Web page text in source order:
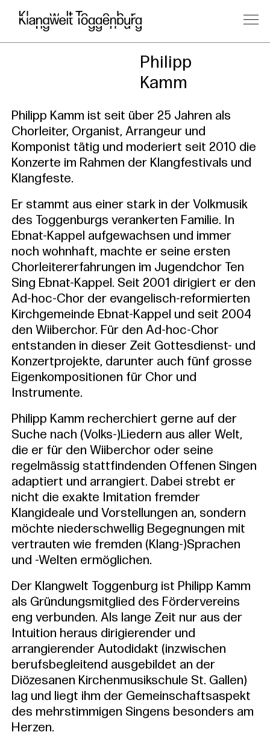
Philipp
Kamm
Philipp Kamm ist seit über 25 Jahren als
Chorleiter, Organist, Arrangeur und
Komponist tätig und moderiert seit 2010 die
Konzerte im Rahmen der Klangfestivals und
Klangfeste.
Er stammt aus einer stark in der Volkmusik
des Toggenburgs verankerten Familie. In
Ebnat-Kappel aufgewachsen und immer
noch wohnhaft, machte er seine ersten
Chorleitererfahrungen im Jugendchor Ten
Sing Ebnat-Kappel. Seit 2001 dirigiert er den
Ad-hoc-Chor der evangelisch-reformierten
Kirchgemeinde Ebnat-Kappel und seit 2004
den Wiiberchor. Für den Ad-hoc-Chor
entstanden in dieser Zeit Gottesdienst- und
Konzertprojekte, darunter auch fünf grosse
Eigenkompositionen für Chor und
Instrumente.
Philipp Kamm recherchiert gerne auf der
Suche nach (Volks-)Liedern aus aller Welt,
die er für den Wiiberchor oder seine
regelmässig stattfindenden Offenen Singen
adaptiert und arrangiert. Dabei strebt er
nicht die exakte Imitation fremder
Klangideale und Vorstellungen an, sondern
möchte niederschwellig Begegnungen mit
vertrauten wie fremden (Klang-)Sprachen
und -Welten ermöglichen.
Der Klangwelt Toggenburg ist Philipp Kamm
als Gründungsmitglied des Fördervereins
eng verbunden. Als lange Zeit nur aus der
Intuition heraus dirigierender und
arrangierender Autodidakt (inzwischen
berufsbegleitend ausgebildet an der
Diözesanen Kirchenmusikschule St. Gallen)
lag und liegt ihm der Gemeinschaftsaspekt
des mehrstimmigen Singens besonders am
Herzen.